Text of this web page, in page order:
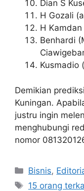
Dian S
H Gozali
H
Benhardi
Kusmadio
Demikian
Kuningan.
justru ingin
menghubungi
nomor
Kategori
Bisnis,
Tag
15 orang